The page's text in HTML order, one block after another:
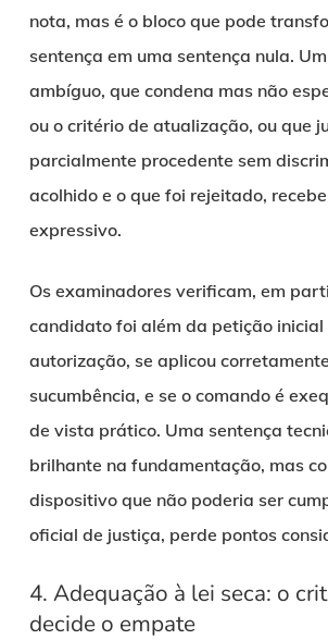
nota, mas é o bloco que pode
sentença em uma sentença nula.
ambíguo, que condena mas não
ou o critério de atualização, ou que
parcialmente procedente sem
acolhido e o que foi rejeitado,
expressivo.
Os examinadores verificam, em
candidato foi além da petição inicial
autorização, se aplicou
sucumbência, e se o comando é
de vista prático. Uma sentença
brilhante na fundamentação, mas
dispositivo que não poderia ser
oficial de justiça, perde pontos
4. Adequação à lei seca: o
decide o empate